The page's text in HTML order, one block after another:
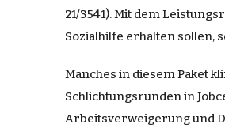
21/3541). Mit dem
Sozialhilfe erhalten sollen,
Manches in diesem Paket
Schlichtungsrunden in
Arbeitsverweigerung und